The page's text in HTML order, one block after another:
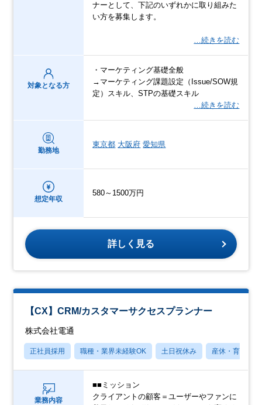
ナーとして、下記のいずれかに取り組みた
い方を募集します。
…続きを読む
対象となる方
・マーケティング基礎全般
→マーケティング課題設定（Issue/SOW規
定）スキル、STPの基礎スキル
…続きを読む
勤務地
東京都 大阪府 愛知県
想定年収
580～1500万円
詳しく見る
【CX】CRM/カスタマーサクセスプランナー
株式会社電通
正社員採用 職種・業界未経験OK 土日祝休み 産休・育休あり
業務内容
■■ミッション
クライアントの顧客＝ユーザーやファンに